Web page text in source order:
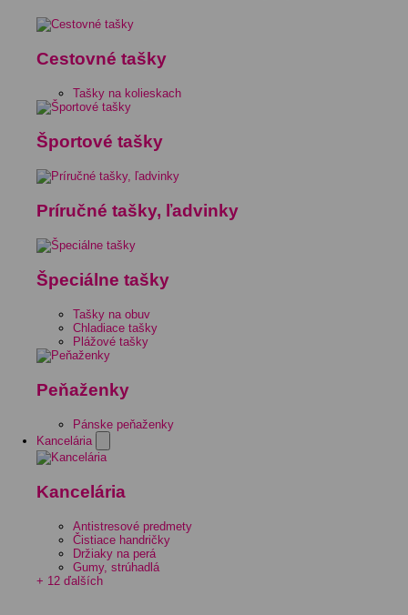
Cestovné tašky
Tašky na kolieskach
Športové tašky
Príručné tašky, ľadvinky
Špeciálne tašky
Tašky na obuv
Chladiace tašky
Plážové tašky
Peňaženky
Pánske peňaženky
Kancelária
Kancelária
Antistresové predmety
Čistiace handričky
Držiaky na perá
Gumy, strúhadlá
+ 12 ďalších